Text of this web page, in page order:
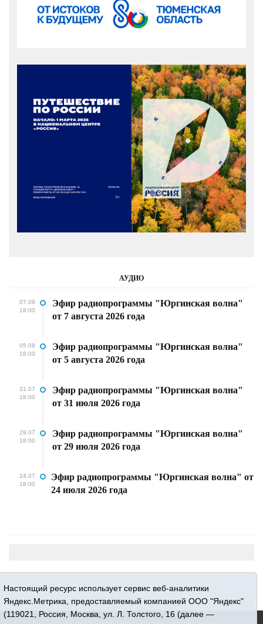
АУДИО
07.08
18:00
Эфир радиопрограммы "Юргинская волна"
от 7 августа 2026 года
05.08
18:00
Эфир радиопрограммы "Юргинская волна"
от 5 августа 2026 года
31.07
18:00
Эфир радиопрограммы "Юргинская волна"
от 31 июля 2026 года
29.07
18:00
Эфир радиопрограммы "Юргинская волна"
от 29 июля 2026 года
24.07
18:00
Эфир радиопрограммы "Юргинская волна" от
24 июля 2026 года
Настоящий ресурс использует сервис веб-аналитики
Яндекс.Метрика, предоставляемый компанией ООО "Яндекс"
(119021, Россия, Москва, ул. Л. Толстого, 16 (далее —